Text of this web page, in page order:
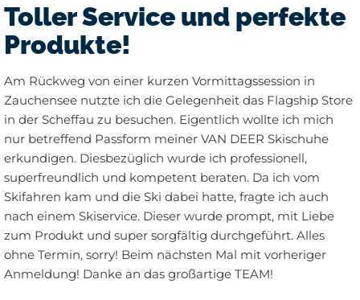
Toller Service und perfekte
Produkte!
Am Rückweg von einer kurzen Vormittagssession in
Zauchensee nutzte ich die Gelegenheit das Flagship Store
in der Scheffau zu besuchen. Eigentlich wollte ich mich
nur betreffend Passform meiner VAN DEER Skischuhe
erkundigen. Diesbezüglich wurde ich professionell,
superfreundlich und kompetent beraten. Da ich vom
Skifahren kam und die Ski dabei hatte, fragte ich auch
nach einem Skiservice. Dieser wurde prompt, mit Liebe
zum Produkt und super sorgfältig durchgeführt. Alles
ohne Termin, sorry! Beim nächsten Mal mit vorheriger
Anmeldung! Danke an das großartige TEAM!